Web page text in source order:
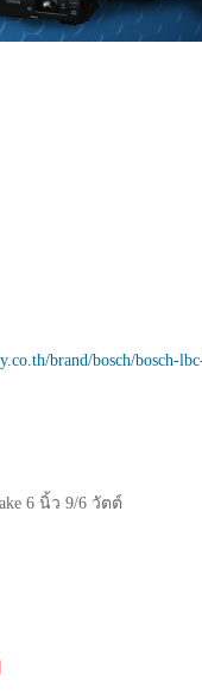
brand/bosch/bosch-
6 นิ้ว 9/6 วัตต์